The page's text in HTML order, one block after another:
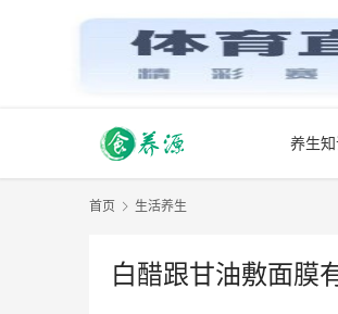
养生知
首页 生活养生
白醋跟甘油敷面膜